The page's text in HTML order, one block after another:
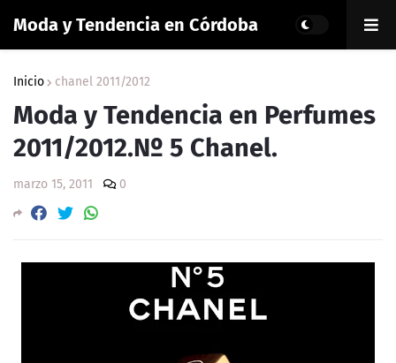
Moda y Tendencia en Córdoba
Inicio chanel 2011/2012
Moda y Tendencia en Perfumes
2011/2012.Nº 5 Chanel.
marzo 15, 2011 0